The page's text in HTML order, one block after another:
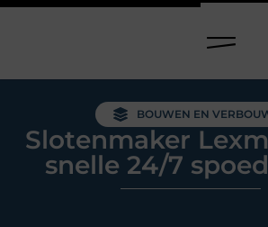
BOUWEN EN
Slotenmaker
snelle 24/7